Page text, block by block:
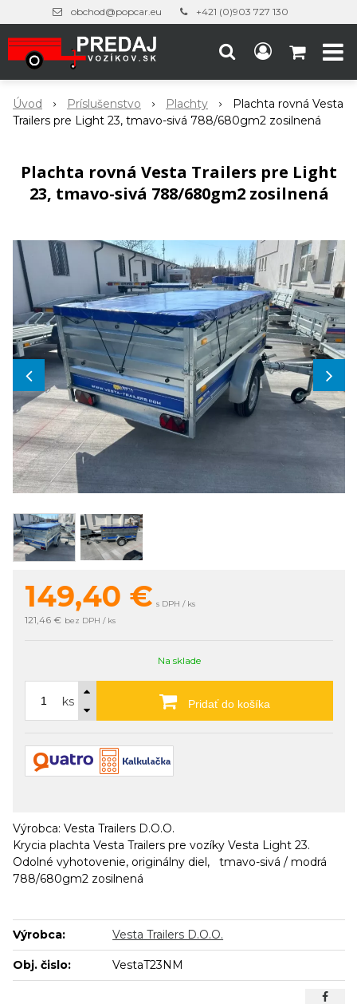
obchod@popcar.eu +421 (0)903 727 130
Úvod Príslušenstvo Plachty
Plachta rovná Vesta
Trailers pre Light 23, tmavo-sivá 788/680gm2 zosilnená
Plachta rovná Vesta Trailers pre Light
23, tmavo-sivá 788/680gm2 zosilnená
149,40 € s DPH / ks
121,46 € bez DPH / ks
Na sklade
ks Pridať do košíka
Výrobca: Vesta Trailers D.O.O.
Krycia plachta Vesta Trailers pre vozíky Vesta Light 23.
Odolné vyhotovenie, originálny diel, tmavo-sivá / modrá
788/680gm2 zosilnená
Výrobca: Vesta Trailers D.O.O.
Obj. čislo: VestaT23NM